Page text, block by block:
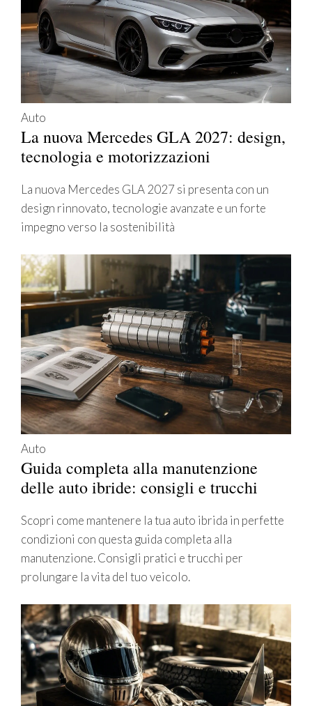
Auto
La nuova Mercedes GLA 2027: design,
tecnologia e motorizzazioni
La nuova Mercedes GLA 2027 si presenta con un
design rinnovato, tecnologie avanzate e un forte
impegno verso la sostenibilità
Auto
Guida completa alla manutenzione
delle auto ibride: consigli e trucchi
Scopri come mantenere la tua auto ibrida in perfette
condizioni con questa guida completa alla
manutenzione. Consigli pratici e trucchi per
prolungare la vita del tuo veicolo.